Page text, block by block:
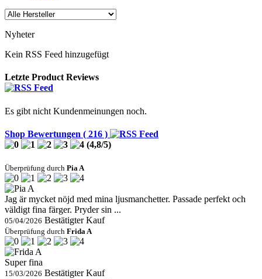
Nyheter
Kein RSS Feed hinzugefügt
Letzte Product Reviews
Es gibt nicht Kundenmeinungen noch.
Shop Bewertungen ( 216 )
(4,8/5)
Überprüfung durch Pia A
Jag är mycket nöjd med mina ljusmanchetter. Passade perfekt och
väldigt fina färger. Pryder sin ...
05/04/2026 Bestätigter Kauf
Überprüfung durch Frida A
Super fina
15/03/2026 Bestätigter Kauf